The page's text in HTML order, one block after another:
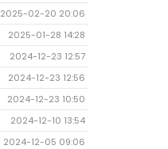
2025-02-20 20:06
2025-01-28 14:28
2024-12-23 12:57
2024-12-23 12:56
2024-12-23 10:50
2024-12-10 13:54
2024-12-05 09:06